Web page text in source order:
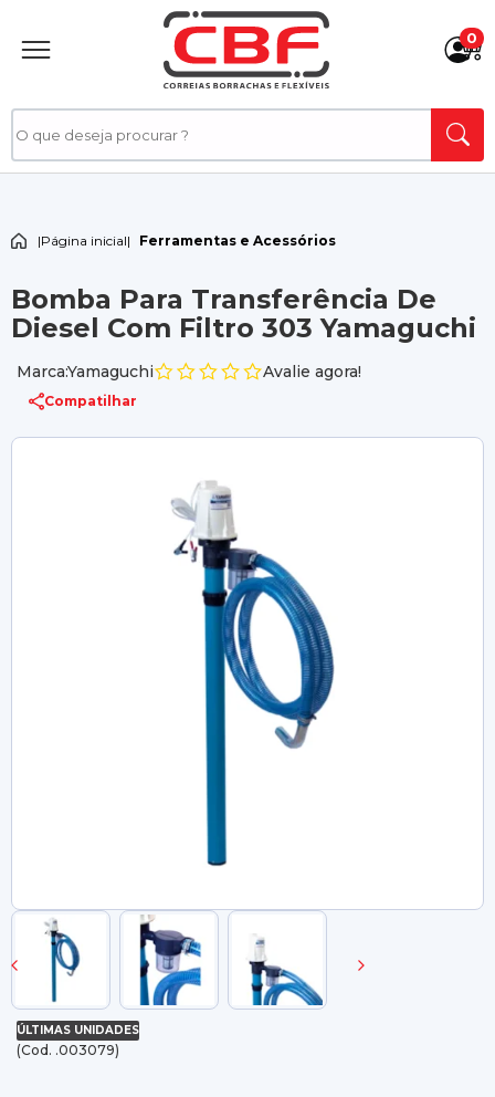
0
|Página inicial| Ferramentas e Acessórios
Bomba Para Transferência De
Diesel Com Filtro 303 Yamaguchi
Marca:Yamaguchi Avalie agora!
Compatilhar
ÚLTIMAS UNIDADES
(Cod. .003079)